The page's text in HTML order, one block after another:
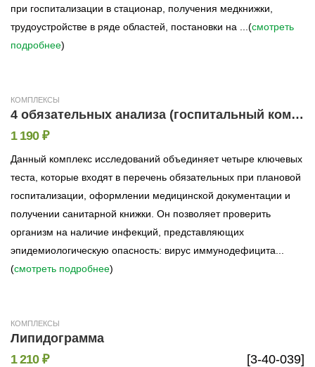
при госпитализации в стационар, получения медкнижки,
трудоустройстве в ряде областей, постановки на ...(смотреть
подробнее)
КОМПЛЕКСЫ
4 обязательных анализа (госпитальный комплекс)
1 190 ₽
Данный комплекс исследований объединяет четыре ключевых
теста, которые входят в перечень обязательных при плановой
госпитализации, оформлении медицинской документации и
получении санитарной книжки. Он позволяет проверить
организм на наличие инфекций, представляющих
эпидемиологическую опасность: вирус иммунодефицита...
(смотреть подробнее)
КОМПЛЕКСЫ
Липидограмма
[3-40-039]
1 210 ₽